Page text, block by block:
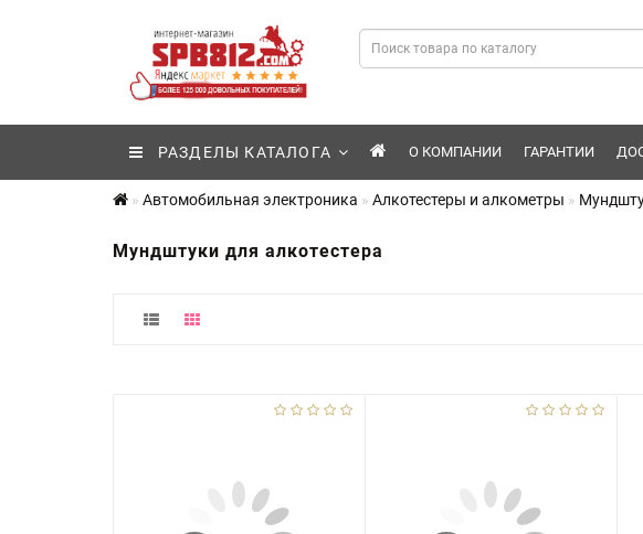
РАЗДЕЛЫ КАТАЛОГА О КОМПАНИИ ГАРАНТИИ
Автомобильная электроника Алкотестеры и алкометры
Мундштуки для алкотестера